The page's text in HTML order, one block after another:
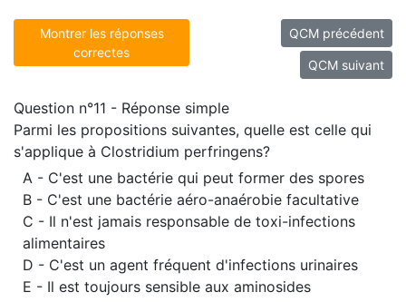
Montrer les réponses
correctes
QCM précédent
QCM suivant
Question n°11 - Réponse simple
Parmi les propositions suivantes, quelle est celle qui
s'applique à Clostridium perfringens?
A - C'est une bactérie qui peut former des spores
B - C'est une bactérie aéro-anaérobie facultative
C - Il n'est jamais responsable de toxi-infections
alimentaires
D - C'est un agent fréquent d'infections urinaires
E - Il est toujours sensible aux aminosides